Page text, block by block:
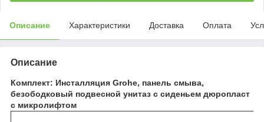
Описание Характеристики Доставка Оплата
Описание
Комплект: Инсталляция Grohe, панель смыва,
безободковый подвесной унитаз с сиденьем дюропласт
с микролифтом